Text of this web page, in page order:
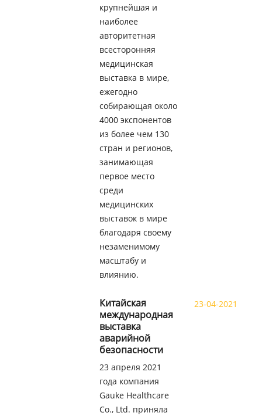
крупнейшая и
наиболее
авторитетная
всесторонняя
медицинская
выставка в мире,
ежегодно
собирающая около
4000 экспонентов
из более чем 130
стран и регионов,
занимающая
первое место
среди
медицинских
выставок в мире
благодаря своему
незаменимому
масштабу и
влиянию.
Китайская
международная
выставка
аварийной
безопасности
23 апреля 2021
года компания
Gauke Healthcare
Co., Ltd. приняла
23-04-2021